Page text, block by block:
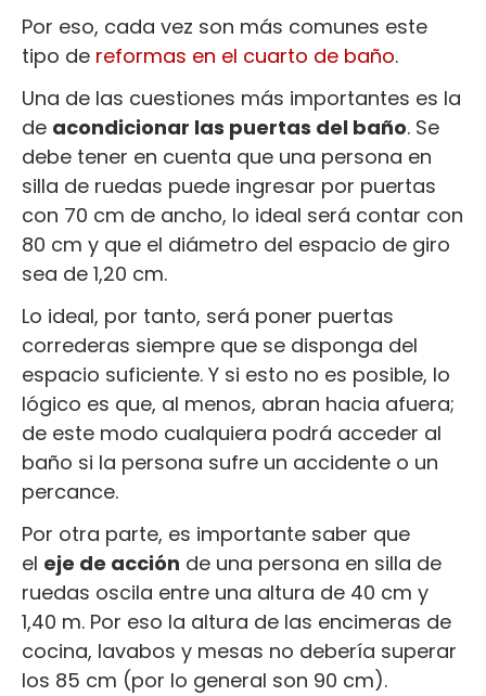
Por eso, cada vez son más comunes este
tipo de reformas en el cuarto de baño.
Una de las cuestiones más importantes es la
de acondicionar las puertas del baño. Se
debe tener en cuenta que una persona en
silla de ruedas puede ingresar por puertas
con 70 cm de ancho, lo ideal será contar con
80 cm y que el diámetro del espacio de giro
sea de 1,20 cm.
Lo ideal, por tanto, será poner puertas
correderas siempre que se disponga del
espacio suficiente. Y si esto no es posible, lo
lógico es que, al menos, abran hacia afuera;
de este modo cualquiera podrá acceder al
baño si la persona sufre un accidente o un
percance.
Por otra parte, es importante saber que
el eje de acción de una persona en silla de
ruedas oscila entre una altura de 40 cm y
1,40 m. Por eso la altura de las encimeras de
cocina, lavabos y mesas no debería superar
los 85 cm (por lo general son 90 cm).